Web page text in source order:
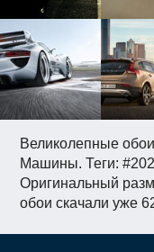
Великолепные
Машины. Теги:
Оригинальный
обои скачали уже